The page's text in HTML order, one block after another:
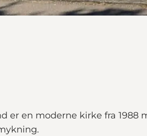
er en moderne kirke fra